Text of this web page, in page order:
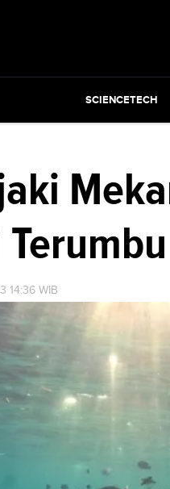
SCIENCETECH
14:36 WIB